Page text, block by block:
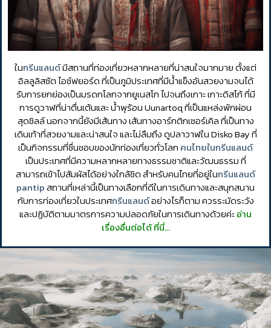
ในกรีนแลนด์มีสถานที่ท่องเที่ยวหลากหลายที่น่าสนใจมากมาย ตั้งแต่
อิลลูลิสซัต ไอซ์ฟยอร์ด ที่เป็นภูมิประเทศที่มีน้ำแข็งอันสวยงามจนได้
รับการยกย่องเป็นมรดกโลกจากยูเนสโก ไปจนถึงเกาะ เกาะดิสโก้ ที่มี
การดูวาฬที่น่าตื่นเต้นและ น้ำพุร้อน Uunartoq ที่เป็นแหล่งพักผ่อน
สุดชิลล์ นอกจากนี้ยังมีเส้นทาง เส้นทางอาร์กติกเซอร์เคิล ที่เป็นทาง
เดินเท้าที่สวยงามและน่าสนใจ และไม่ลืมถึง ดูปลาวาฬใน Disko Bay ที่
เป็นกิจกรรมที่ชื่นชอบของนักท่องเที่ยวทั่วโลก คนไทยในกรีนแลนด์
เป็นประเทศที่มีความหลากหลายทางธรรมชาติและวัฒนธรรม ที่
สามารถเข้าไปสัมผัสได้อย่างใกล้ชิด สำหรับคนไทยที่อยู่ในกรีนแลนด์
pantipสถานที่เหล่านี้เป็นทางเลือกที่ดีในการเดินทางและสนุกสนาน
กับการท่องเที่ยวในประเทศกรีนแลนด์อย่างไรก็ตาม ควรระมัดระวัง
และปฏิบัติตามมาตรการความปลอดภัยในการเดินทางด้วยค่ะอ่าน
เรื่องอื่นต่อได้ ที่นี่…